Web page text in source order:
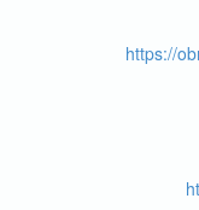
https://